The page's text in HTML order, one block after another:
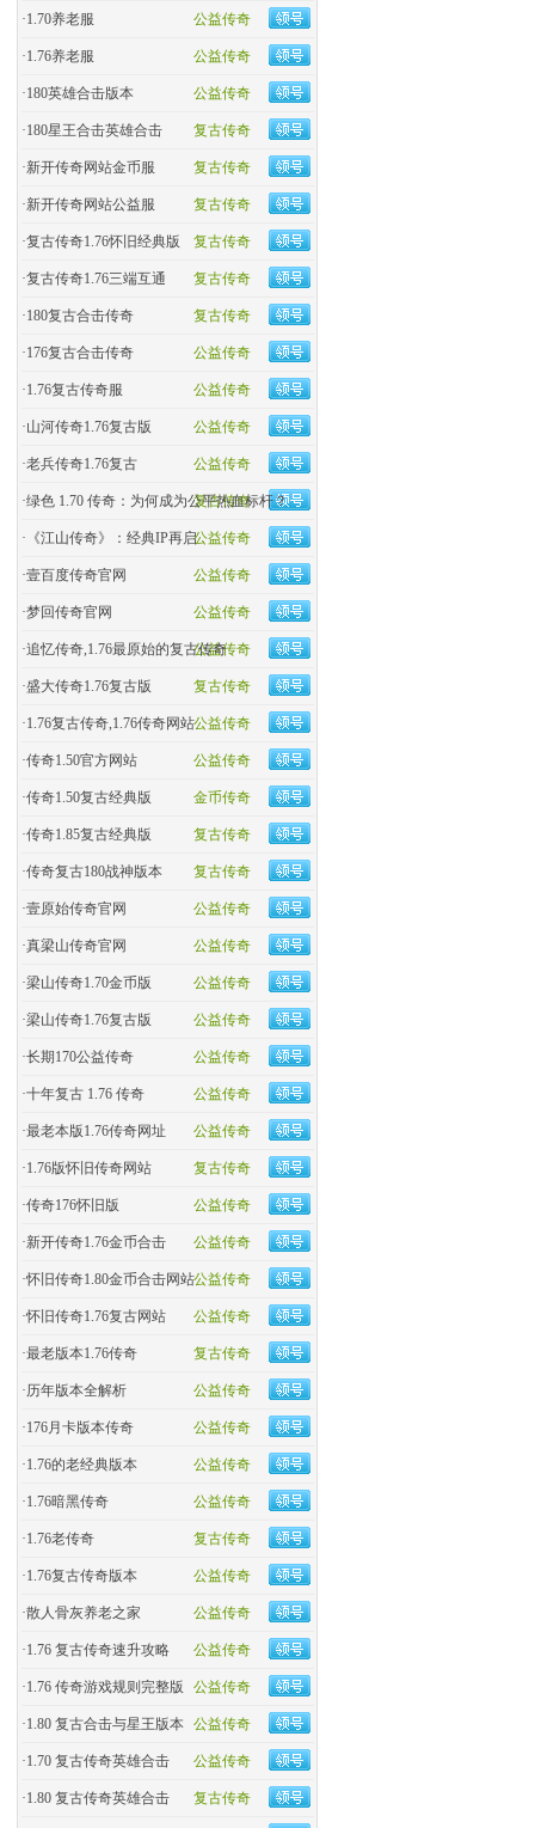
公益传奇
·1.70养老服
公益传奇
·1.76养老服
公益传奇
·180英雄合击版本
复古传奇
·180星王合击英雄合击
复古传奇
·新开传奇网站金币服
复古传奇
·新开传奇网站公益服
复古传奇
·复古传奇1.76怀旧经典版
复古传奇
·复古传奇1.76三端互通
复古传奇
·180复古合击传奇
公益传奇
·176复古合击传奇
公益传奇
·1.76复古传奇服
公益传奇
·山河传奇1.76复古版
公益传奇
·老兵传奇1.76复古
复古传奇
·绿色 1.70 传奇：为何成为公平热血标杆？
公益传奇
· 《江山传奇》：经典IP再启
公益传奇
·壹百度传奇官网
公益传奇
·梦回传奇官网
公益传奇
·追忆传奇,1.76最原始的复古传奇
复古传奇
·盛大传奇1.76复古版
公益传奇
·1.76复古传奇,1.76传奇网站
公益传奇
·传奇1.50官方网站
金币传奇
·传奇1.50复古经典版
复古传奇
·传奇1.85复古经典版
复古传奇
·传奇复古180战神版本
公益传奇
·壹原始传奇官网
公益传奇
·真梁山传奇官网
公益传奇
·梁山传奇1.70金币版
公益传奇
·梁山传奇1.76复古版
公益传奇
·长期170公益传奇
公益传奇
·十年复古 1.76 传奇
公益传奇
·最老本版1.76传奇网址
复古传奇
·1.76版怀旧传奇网站
公益传奇
·传奇176怀旧版
公益传奇
·新开传奇1.76金币合击
公益传奇
·怀旧传奇1.80金币合击网站
公益传奇
·怀旧传奇1.76复古网站
复古传奇
·最老版本1.76传奇
公益传奇
·历年版本全解析
公益传奇
·176月卡版本传奇
公益传奇
·1.76的老经典版本
公益传奇
·1.76暗黑传奇
复古传奇
·1.76老传奇
公益传奇
·1.76复古传奇版本
公益传奇
·散人骨灰养老之家
公益传奇
·1.76 复古传奇速升攻略
公益传奇
·1.76 传奇游戏规则完整版
公益传奇
·1.80 复古合击与星王版本
公益传奇
·1.70 复古传奇英雄合击
复古传奇
·1.80 复古传奇英雄合击